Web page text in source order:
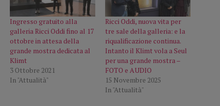
Ingresso gratuito alla
galleria Ricci Oddi fino al 17
ottobre in attesa della
grande mostra dedicata al
Klimt
3 Ottobre 2021
In "Attualità"
Ricci Oddi, nuova vita per
tre sale della galleria: e la
riqualificazione continua.
Intanto il Klimt vola a Seul
per una grande mostra –
FOTO e AUDIO
15 Novembre 2025
In "Attualità"